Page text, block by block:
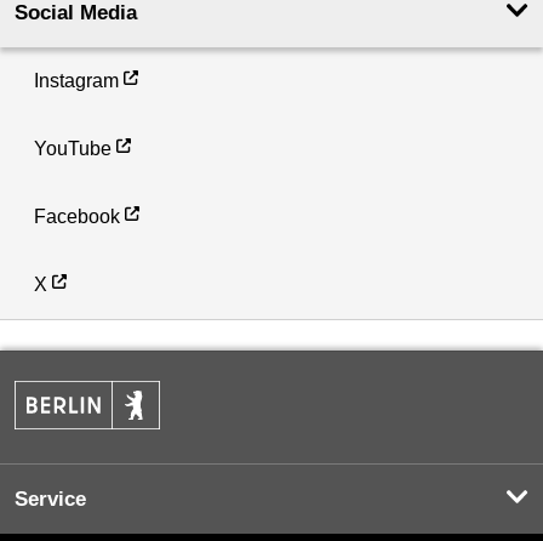
Social Media
Instagram
YouTube
Facebook
X
Service